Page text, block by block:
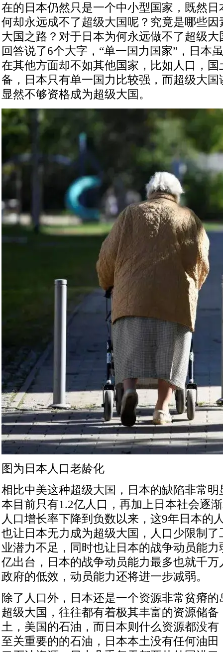
在的日本仍然只是一个中小型国家，既然
何却永远成不了超级大国呢？究竟是哪些
大国之路？对于日本为何永远做不了超级
回答说了6个大字，“单一国力国家”，日本
在其他方面却不如其他国家，比如人口，
备，日本只有单一国力比较强，而超级大
显然不够资格成为超级大国。
图为日本人口老龄化
相比中美这种超级大国，日本的缺陷非常
本目前只有1.2亿人口，再加上日本社会逐
人口增长率下降到负数以来，这9年日本的
也让日本无力成为超级大国，人口少限制
业潜力不足，同时也让日本的战争动员能
亿出台，日本的战争动员能力最多也就千
政府的低效，动员能力还将进一步减弱。
除了人口外，日本还是一个资源非常贫瘠
超级大国，往往都有着极其丰富的资源储
土，美国的石油，而日本则什么资源都没
至关重要的的石油，日本本土没有任何油